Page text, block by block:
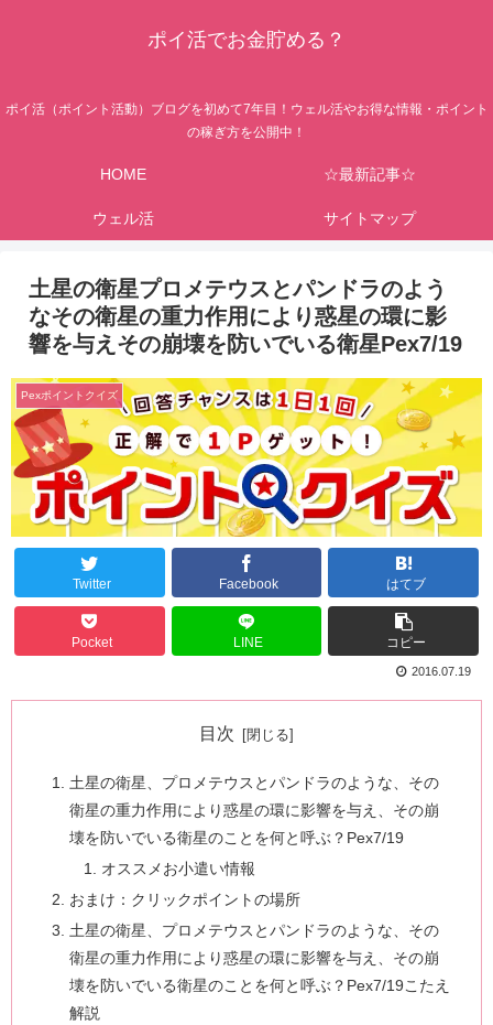
ポイ活でお金貯める？
ポイ活（ポイント活動）ブログを初めて7年目！ウェル活やお得な情報・ポイント
の稼ぎ方を公開中！
HOME ☆最新記事☆
ウェル活 サイトマップ
土星の衛星プロメテウスとパンドラのよう
なその衛星の重力作用により惑星の環に影
響を与えその崩壊を防いでいる衛星Pex7/19
Pexポイントクイズ
Twitter Facebook はてブ
Pocket LINE コピー
2016.07.19
目次
土星の衛星、プロメテウスとパンドラのような、その
衛星の重力作用により惑星の環に影響を与え、その崩
壊を防いでいる衛星のことを何と呼ぶ？Pex7/19
オススメお小遣い情報
おまけ：クリックポイントの場所
土星の衛星、プロメテウスとパンドラのような、その
衛星の重力作用により惑星の環に影響を与え、その崩
壊を防いでいる衛星のことを何と呼ぶ？Pex7/19こたえ
解説